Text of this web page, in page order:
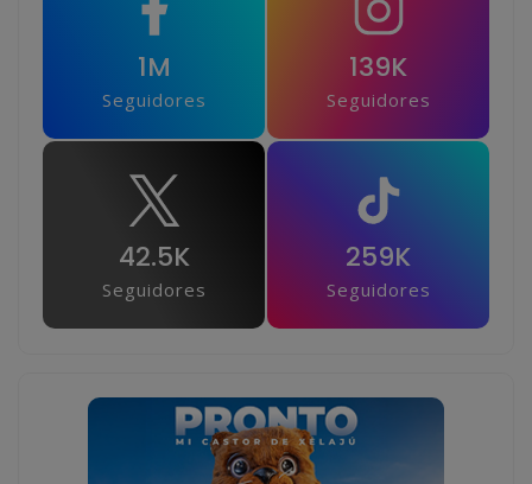
1M
Seguidores
139K
Seguidores
42.5K
Seguidores
259K
Seguidores